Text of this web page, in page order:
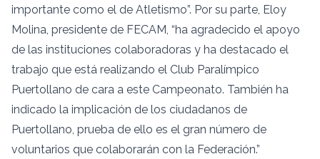
importante como el de Atletismo”. Por su parte, Eloy
Molina, presidente de FECAM, “ha agradecido el apoyo
de las instituciones colaboradoras y ha destacado el
trabajo que está realizando el Club Paralímpico
Puertollano de cara a este Campeonato. También ha
indicado la implicación de los ciudadanos de
Puertollano, prueba de ello es el gran número de
voluntarios que colaborarán con la Federación.”